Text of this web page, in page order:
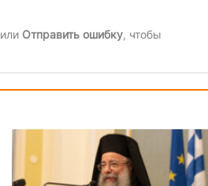
Отправить ошибку, чтобы